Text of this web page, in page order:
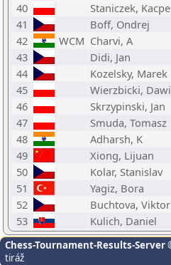
40
Staniczek,
41
Boff, Ondrej
42
WCM Charvi, A
43
Didi, Jan
44
Kozelsky, Marek
45
Wierzbicki,
46
Skrzypinski, Jan
47
Smuda, Tomasz
48
Adharsh, K
49
Xiong, Lijuan
50
Kolar, Stanislav
51
Yagiz, Bora
52
Buchtova,
53
Kulich, Daniel
Chess-Tournament-Results-Server
tiráž